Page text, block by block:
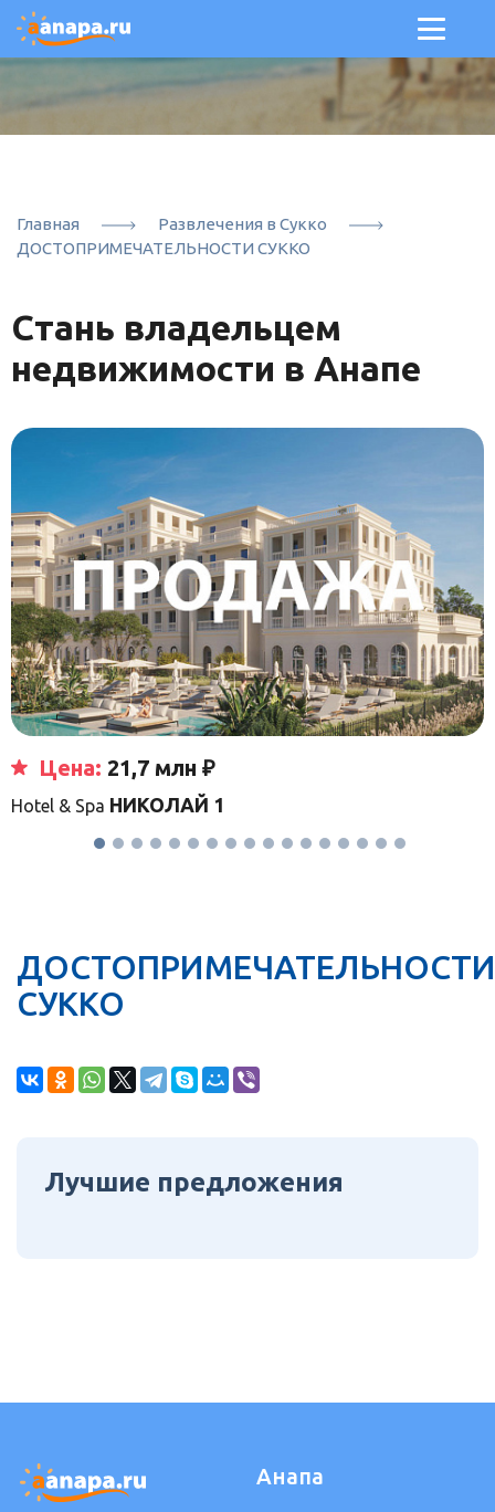
Главная
Развлечения в Сукко
ДОСТОПРИМЕЧАТЕЛЬНОСТИ СУККО
Стань владельцем
недвижимости в Анапе
Цена: 21,7 млн ₽
Hotel & Spa НИКОЛАЙ 1
ДОСТОПРИМЕЧАТЕЛЬНОСТИ
СУККО
Лучшие предложения
Анапа